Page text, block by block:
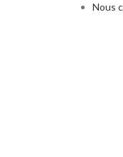
Nous